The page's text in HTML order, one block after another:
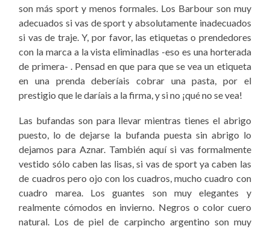
son más sport y menos formales. Los Barbour son muy
adecuados si vas de sport y absolutamente inadecuados
si vas de traje. Y, por favor, las etiquetas o prendedores
con la marca a la vista eliminadlas -eso es una horterada
de primera- . Pensad en que para que se vea un etiqueta
en una prenda deberíais cobrar una pasta, por el
prestigio que le daríais a la firma, y si no ¡qué no se vea!
Las bufandas son para llevar mientras tienes el abrigo
puesto, lo de dejarse la bufanda puesta sin abrigo lo
dejamos para Aznar. También aquí si vas formalmente
vestido sólo caben las lisas, si vas de sport ya caben las
de cuadros pero ojo con los cuadros, mucho cuadro con
cuadro marea. Los guantes son muy elegantes y
realmente cómodos en invierno. Negros o color cuero
natural. Los de piel de carpincho argentino son muy